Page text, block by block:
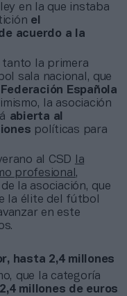
en la que instaba
el
acuerdo a la
tanto la primera
sala nacional, que
Española
la asociación
abierta al
políticas para
al CSD
la
profesional,
la asociación, que
la élite del fútbol
en este
hasta 2,4 millones
que la categoría
millones de euros